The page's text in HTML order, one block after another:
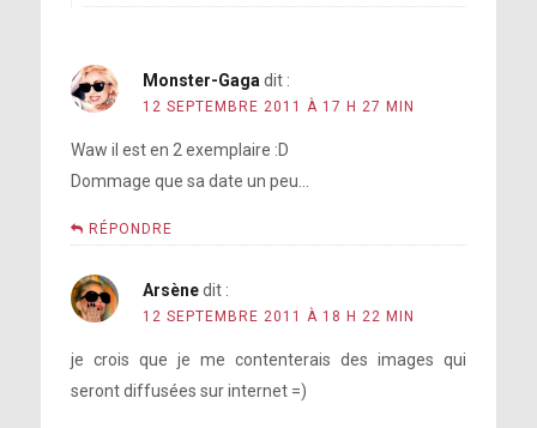
Monster-Gaga dit :
12 SEPTEMBRE 2011 À 17 H 27 MIN
Waw il est en 2 exemplaire :D
Dommage que sa date un peu…
RÉPONDRE
Arsène dit :
12 SEPTEMBRE 2011 À 18 H 22 MIN
je crois que je me contenterais des images qui
seront diffusées sur internet =)